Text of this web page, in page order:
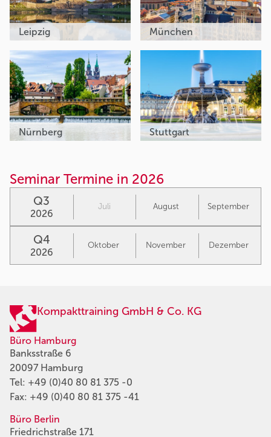
Leipzig München
Nürnberg Stuttgart
Seminar Termine in 2026
Q3
2026
Juli August September
Q4
2026
Oktober November Dezember
Kompakttraining GmbH & Co. KG
Büro Hamburg
Banksstraße 6
20097 Hamburg
Tel: +49 (0)40 80 81 375 -0
Fax: +49 (0)40 80 81 375 -41
Büro Berlin
Friedrichstraße 171